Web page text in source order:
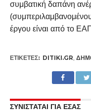
συμβατική δαπάνη
έργου είναι από το
ΕΤΙΚΕΤΕΣ: DITIKI.GR,
ΣΥΝΙΣΤΑΤΑΙ ΓΙΑ ΕΣΑΣ